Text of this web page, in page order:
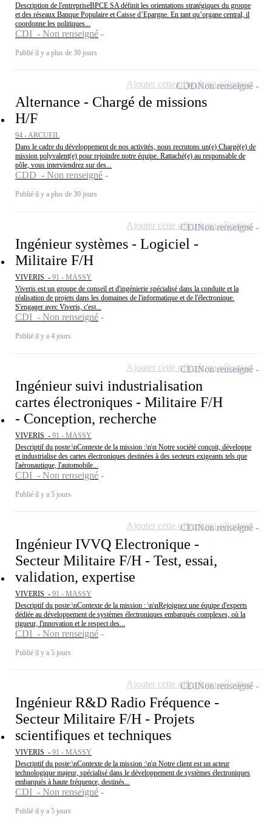
Description de l'entrepriseBPCE SA définit les orientations stratégiques du groupe
et des réseaux Banque Populaire et Caisse d’Epargne. En tant qu’organe central, il
coordonne les politiques...
CDI - Non renseigné
Publié il y a plus de 30 jours
Alternance - Chargé de missions
H/F
94 - ARCUEIL
Dans le cadre du développement de nos activités, nous recrutons un(e) Chargé(e) de
mission polyvalent(e) pour rejoindre notre équipe. Rattaché(e) au responsable de
pôle, vous interviendrez sur des...
CDD - Non renseigné
Publié il y a plus de 30 jours
CDDNon renseigné
Ajouter cette offre à ma sélection
Ingénieur systèmes - Logiciel -
Militaire F/H
VIVERIS - 91 - MASSY
Viveris est un groupe de conseil et d'ingénierie spécialisé dans la conduite et la
réalisation de projets dans les domaines de l'informatique et de l'électronique.
S'engager avec Viveris, c'est...
CDI - Non renseigné
Publié il y a 4 jours
CDINon renseigné
Ajouter cette offre à ma sélection
Ingénieur suivi industrialisation
cartes électroniques - Militaire F/H
- Conception, recherche
VIVERIS - 91 - MASSY
Descriptif du poste:\nContexte de la mission :\n\n Notre société conçoit, développe
et industrialise des cartes électroniques destinées à des secteurs exigeants tels que
l'aéronautique, l'automobile...
CDI - Non renseigné
Publié il y a 5 jours
CDINon renseigné
Ajouter cette offre à ma sélection
Ingénieur IVVQ Electronique -
Secteur Militaire F/H - Test, essai,
validation, expertise
VIVERIS - 91 - MASSY
Descriptif du poste:\nContexte de la mission : \n\nRejoignez une équipe d'experts
dédiée au développement de systèmes électroniques embarqués complexes, où la
rigueur, l'innovation et le respect des...
CDI - Non renseigné
Publié il y a 5 jours
CDINon renseigné
Ajouter cette offre à ma sélection
Ingénieur R&D Radio Fréquence -
Secteur Militaire F/H - Projets
scientifiques et techniques
VIVERIS - 91 - MASSY
Descriptif du poste:\nContexte de la mission :\n\n Notre client est un acteur
technologique majeur, spécialisé dans le développement de systèmes électroniques
embarqués à haute fréquence, destinés...
CDI - Non renseigné
Publié il y a 5 jours
CDINon renseigné
Ajouter cette offre à ma sélection